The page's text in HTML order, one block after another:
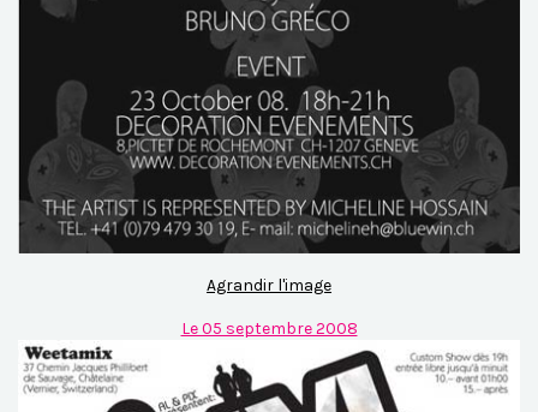
Agrandir l'image
Le 05 septembre 2008